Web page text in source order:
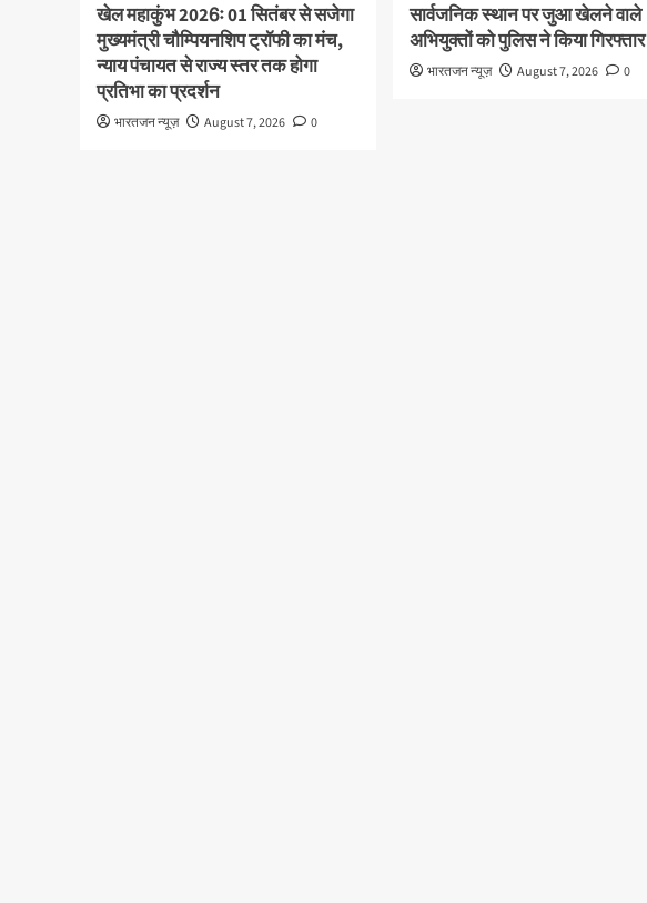
खेल महाकुंभ 2026ः 01 सितंबर से सजेगा
मुख्यमंत्री चौम्पियनशिप ट्रॉफी का मंच,
न्याय पंचायत से राज्य स्तर तक होगा
प्रतिभा का प्रदर्शन
भारतजन न्यूज़ August 7, 2026 0
सार्वजनिक स्थान पर जुआ खेलने वाले
अभियुक्तों को पुलिस ने किया गिरफ्तार
भारतजन न्यूज़ August 7, 2026 0